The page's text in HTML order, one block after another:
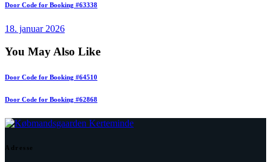
Door Code for Booking #63338
18. januar 2026
You May Also Like
Door Code for Booking #64510
Door Code for Booking #62868
Adresse